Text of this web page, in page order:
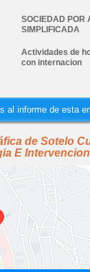
SOCIEDAD POR
SIMPLIFICADA
Actividades de
con internacion
al informe de esta
de Sotelo
E